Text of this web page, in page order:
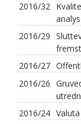
2016/32
2016/29
2016/27
2016/26
2016/24